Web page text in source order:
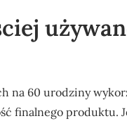
na 60 urodziny
finalnego produktu.